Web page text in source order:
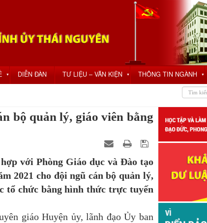
▼ DIỄN ĐÀN TƯ LIỆU – VĂN KIỆN ▼ THÔNG TIN NGÀNH ▼
bộ quản lý, giáo viên bằng
với Phòng Giáo dục và Đào tạo
2021 cho đội ngũ cán bộ quản lý,
tổ chức bằng hình thức trực tuyến
giáo Huyện ủy, lãnh đạo Ủy ban